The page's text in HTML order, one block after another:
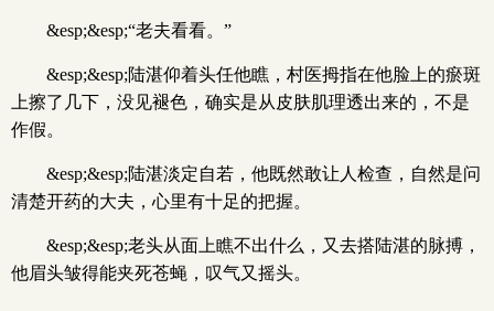
&esp;&esp;“老夫看看。”
&esp;&esp;陆湛仰着头任他瞧，村医拇指在他脸上的瘀斑
上擦了几下，没见褪色，确实是从皮肤肌理透出来的，不是
作假。
&esp;&esp;陆湛淡定自若，他既然敢让人检查，自然是问
清楚开药的大夫，心里有十足的把握。
&esp;&esp;老头从面上瞧不出什么，又去搭陆湛的脉搏，
他眉头皱得能夹死苍蝇，叹气又摇头。